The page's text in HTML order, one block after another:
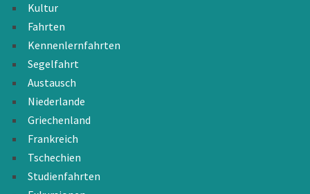
Kultur
Fahrten
Kennenlernfahrten
Segelfahrt
Austausch
Niederlande
Griechenland
Frankreich
Tschechien
Studienfahrten